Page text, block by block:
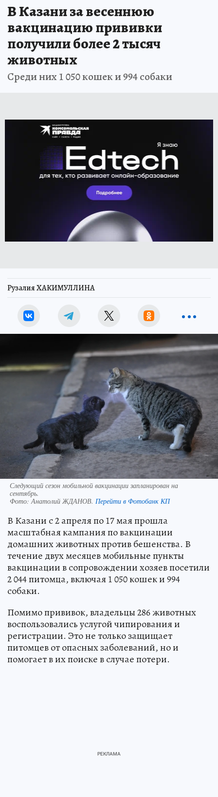
В Казани за весеннюю
вакцинацию прививки
получили более 2 тысяч
животных
Среди них 1 050 кошек и 994 собаки
Рузалия ХАКИМУЛЛИНА
Следующий сезон мобильной вакцинации запланирован на
сентябрь.
Фото:Анатолий ЖДАНОВ. Перейти в Фотобанк КП
В Казани с 2 апреля по 17 мая прошла
масштабная кампания по вакцинации
домашних животных против бешенства. В
течение двух месяцев мобильные пункты
вакцинации в сопровождении хозяев посетили
2 044 питомца, включая 1 050 кошек и 994
собаки.
Помимо прививок, владельцы 286 животных
воспользовались услугой чипирования и
регистрации. Это не только защищает
питомцев от опасных заболеваний, но и
помогает в их поиске в случае потери.